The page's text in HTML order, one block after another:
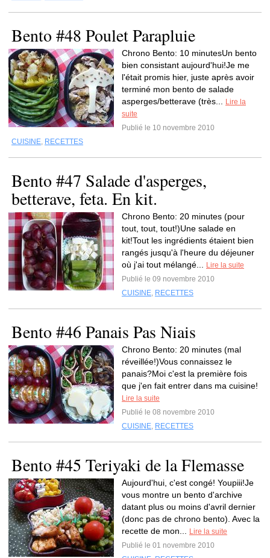
Bento #48 Poulet Parapluie
Chrono Bento: 10 minutesUn bento
bien consistant aujourd'hui!Je me
l'était promis hier, juste après avoir
terminé mon bento de salade
asperges/betterave (très...
Lire la
suite
Publié le 10 novembre 2010
CUISINE, RECETTES
Bento #47 Salade d'asperges,
betterave, feta. En kit.
Chrono Bento: 20 minutes (pour
tout, tout, tout!)Une salade en
kit!Tout les ingrédients étaient bien
rangés jusqu'à l'heure du déjeuner
où j'ai tout mélangé...
Lire la suite
Publié le 09 novembre 2010
CUISINE, RECETTES
Bento #46 Panais Pas Niais
Chrono Bento: 20 minutes (mal
réveillée!)Vous connaissez le
panais?Moi c'est la première fois
que j'en fait entrer dans ma cuisine!
Lire la suite
Publié le 08 novembre 2010
CUISINE, RECETTES
Bento #45 Teriyaki de la Flemasse
Aujourd'hui, c'est congé! Youpiii!Je
vous montre un bento d'archive
datant plus ou moins d'avril dernier
(donc pas de chrono bento). Avec la
recette de mon...
Lire la suite
Publié le 01 novembre 2010